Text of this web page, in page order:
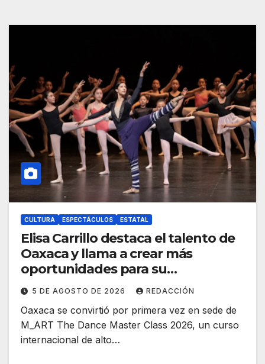
CULTURA ESPECTÁCULOS ESTATAL
Elisa Carrillo destaca el talento de
Oaxaca y llama a crear más
oportunidades para su
crecimiento
5 DE AGOSTO DE 2026 REDACCIÓN
Oaxaca se convirtió por primera vez en sede de
M_ART The Dance Master Class 2026, un curso
internacional de alto…